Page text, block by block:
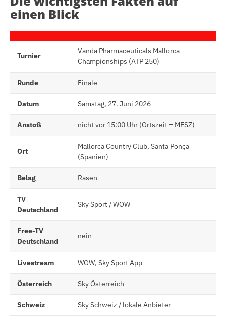
einen Blick
Turnier
Vanda Pharmaceuticals Mallorca
Championships (ATP 250)
Runde Finale
Datum Samstag, 27. Juni 2026
Anstoß nicht vor 15:00 Uhr (Ortszeit = MESZ)
Ort
Mallorca Country Club, Santa Ponça
(Spanien)
Belag Rasen
TV
Deutschland
Sky Sport / WOW
Free-TV
Deutschland
nein
Livestream WOW, Sky Sport App
Österreich Sky Österreich
Schweiz Sky Schweiz / lokale Anbieter